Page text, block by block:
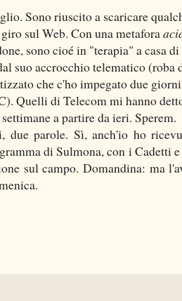
Sono riuscito a scaricare
sul Web. Con una metafora
sono cioé in "terapia" a casa
suo accrocchio telematico (roba
che c'ho impegato due
Quelli di Telecom mi hanno
a partire da ieri. Sperem.
due parole. Sì, anch'io ho
di Sulmona, con i Cadetti
sul campo. Domandina: ma